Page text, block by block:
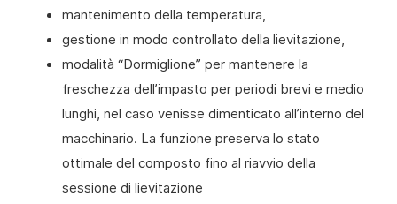
mantenimento della temperatura,
gestione in modo controllato della lievitazione,
modalità “Dormiglione” per mantenere la
freschezza dell’impasto per periodi brevi e medio
lunghi, nel caso venisse dimenticato all’interno del
macchinario. La funzione preserva lo stato
ottimale del composto fino al riavvio della
sessione di lievitazione